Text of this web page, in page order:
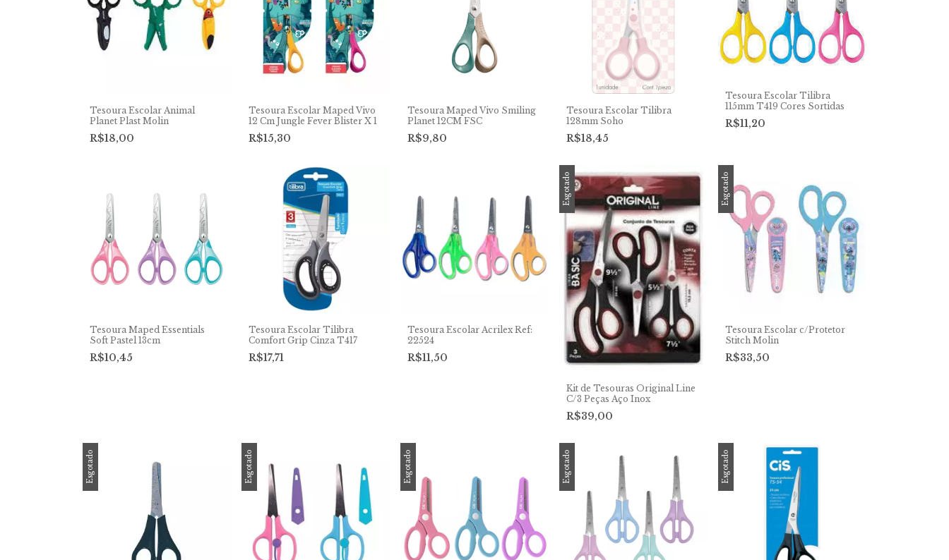
Tesoura Escolar Animal
Planet Plast Molin
R$18,00
Tesoura Escolar Maped Vivo
12 Cm Jungle Fever Blister X 1
R$15,30
Tesoura Maped Vivo Smiling
Planet 12CM FSC
R$9,80
Tesoura Escolar Tilibra
128mm Soho
R$18,45
Tesoura Escolar Tilibra
115mm T419 Cores Sortidas
R$11,20
Tesoura Maped Essentials
Soft Pastel 13cm
R$10,45
Tesoura Escolar Tilibra
Comfort Grip Cinza T417
R$17,71
Tesoura Escolar Acrilex Ref:
22524
R$11,50
Esgotado
Kit de Tesouras Original Line
C/3 Peças Aço Inox
R$39,00
Esgotado
Tesoura Escolar c/Protetor
Stitch Molin
R$33,50
Esgotado Esgotado Esgotado Esgotado Esgotado